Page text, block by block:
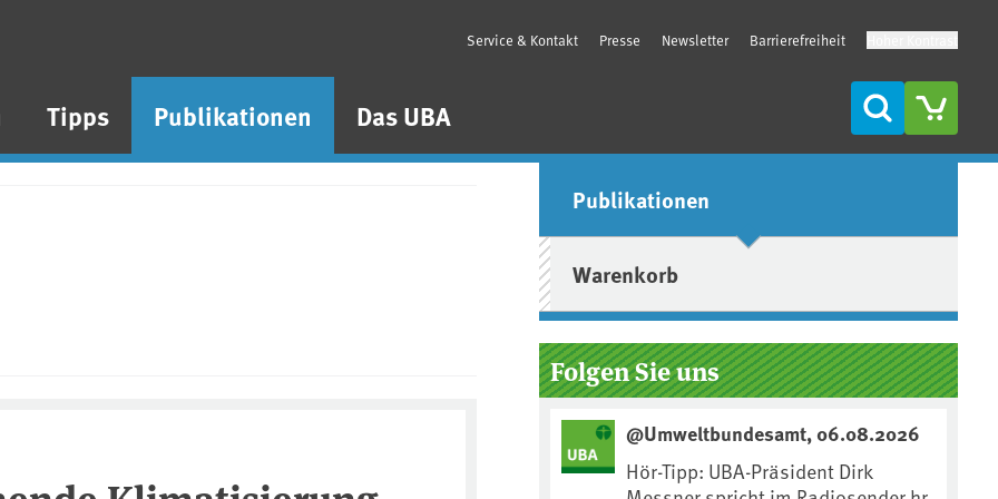
Tipps Publikationen Das UBA
Service & Kontakt Presse Newsletter Barrierefreiheit
Suche
Seitenleiste
Publikationen
Warenkorb
Folgen Sie uns
@Umweltbundesamt, 06.08.2026
Hör-Tipp: UBA-Präsident Dirk